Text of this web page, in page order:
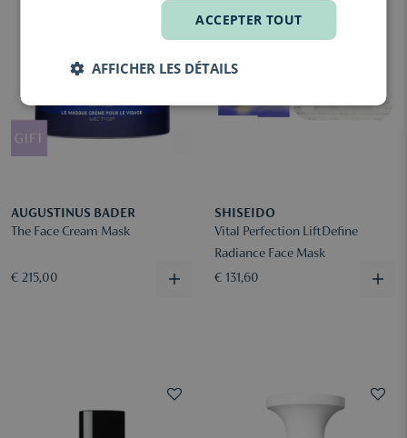
AUGUSTINUS BADER
The Face Cream Mask
€ 215,00
SHISEIDO
Vital Perfection LiftDefine
Radiance Face Mask
€ 131,60
ACCEPTER TOUT
AFFICHER LES DÉTAILS